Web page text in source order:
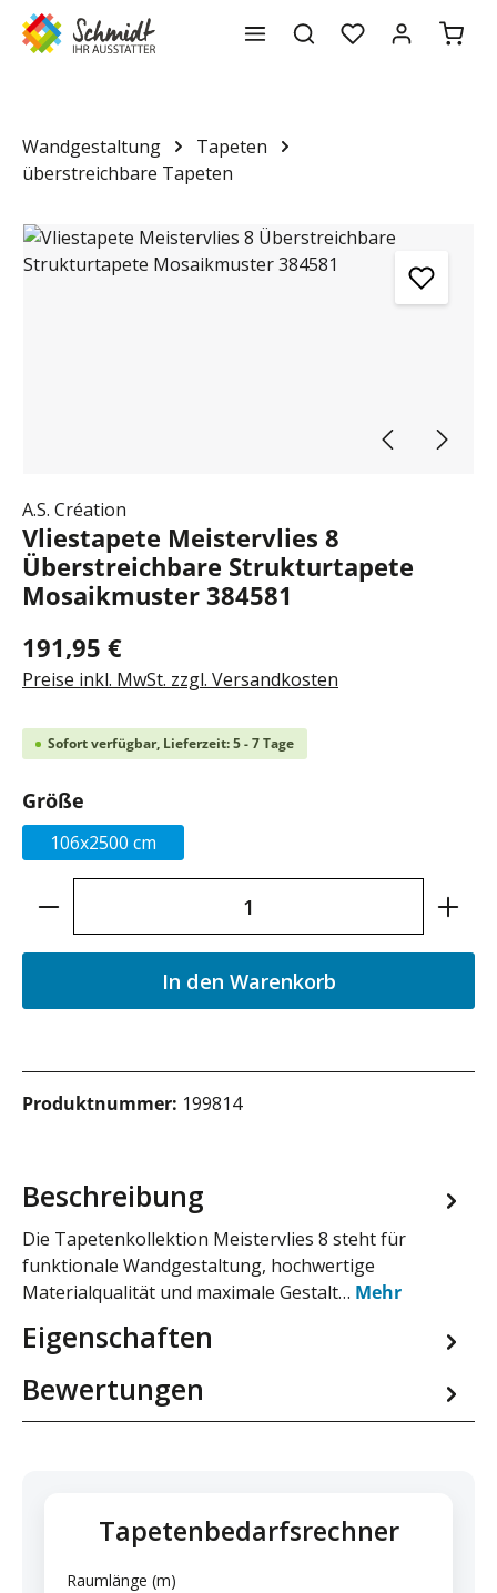
springen
Wandgestaltung
Tapeten
überstreichbare Tapeten
Bildergalerie überspringen
A.S. Création
Vliestapete Meistervlies 8
Überstreichbare Strukturtapete
Mosaikmuster 384581
191,95 €
Preise inkl. MwSt. zzgl. Versandkosten
Sofort verfügbar, Lieferzeit: 5 - 7 Tage
Größe
106x2500 cm
Produkt Anzahl: Gib den gewünschten
In den Warenkorb
Produktnummer: 199814
Beschreibung
Die Tapetenkollektion Meistervlies 8 steht für
funktionale Wandgestaltung, hochwertige
Materialqualität und maximale Gestalt… Mehr
Eigenschaften
Bewertungen
Tapetenbedarfsrechner
Raumlänge (m)